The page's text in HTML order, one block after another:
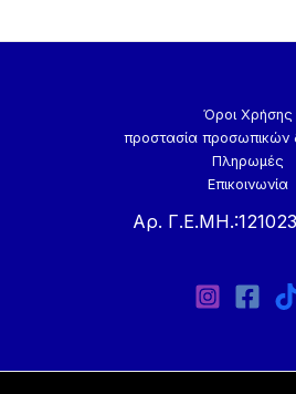
Όροι Χρήσης
προστασία προσωπικών
Πληρωμές
Επικοινωνία
Αρ.